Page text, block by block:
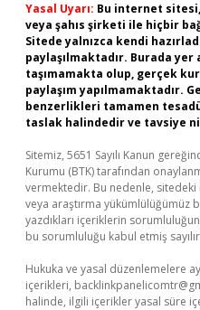
Yasal Uyarı: Bu internet
veya şahıs şirketi ile hiçbir
Sitede yalnızca kendi
paylaşılmaktadır. Burada
taşımamakta olup, gerçek
paylaşım yapılmamaktadır.
benzerlikleri tamamen
taslak halindedir ve tavsiye
Sitemiz, 5651 Sayılı Kanun
Kurumu (BTK) tarafından
vermektedir. Bu nedenle,
veya araştırma yükümlülüğümüz
yazdıkları içeriklerin
bu sorumluluğu kabul etmiş
Hukuka ve yasal düzenlemelere
içerikleri,
halinde, ilgili içerikler yasal süre